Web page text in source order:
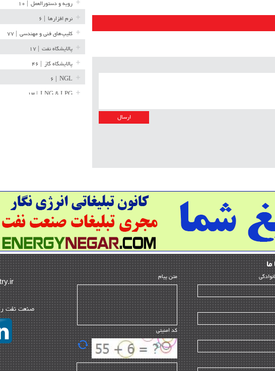
رویه و دستورالعمل
نرم افزارها
کلیپ‌های فنی و مهندسی
پالایشگاه نفت
پالایشگاه گاز
NGL
LNG & LPG | ۱۳
راه اندازی | ۹
سازندگان و تامین کنندگان
تامین مالی و سرمایه گذاری | ۳۲
ماشین آلات | ۱۲
مدیریت پروژه | ۹۱
مدیریت دانش | ۹
مدیریت سازمانی و عمومی | ۲
تأمین کالا | ۱۳
EPC | ۲۰
پیمانکاران بین المللی | ۸
اطلاعات انرژی کشورها | ۱۴
پروژه های خارجی | ۱۵
ما
متن پیام
کد امنیتی
ﺻﻨﻌﺖ ﻧﻔﺖ